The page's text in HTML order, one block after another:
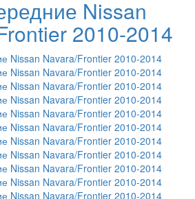
Nissan
2010-2014